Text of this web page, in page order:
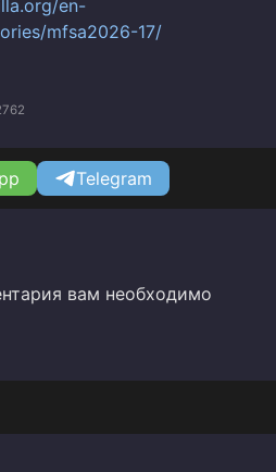
en-
mfsa2026-17/
Telegram
вам необходимо